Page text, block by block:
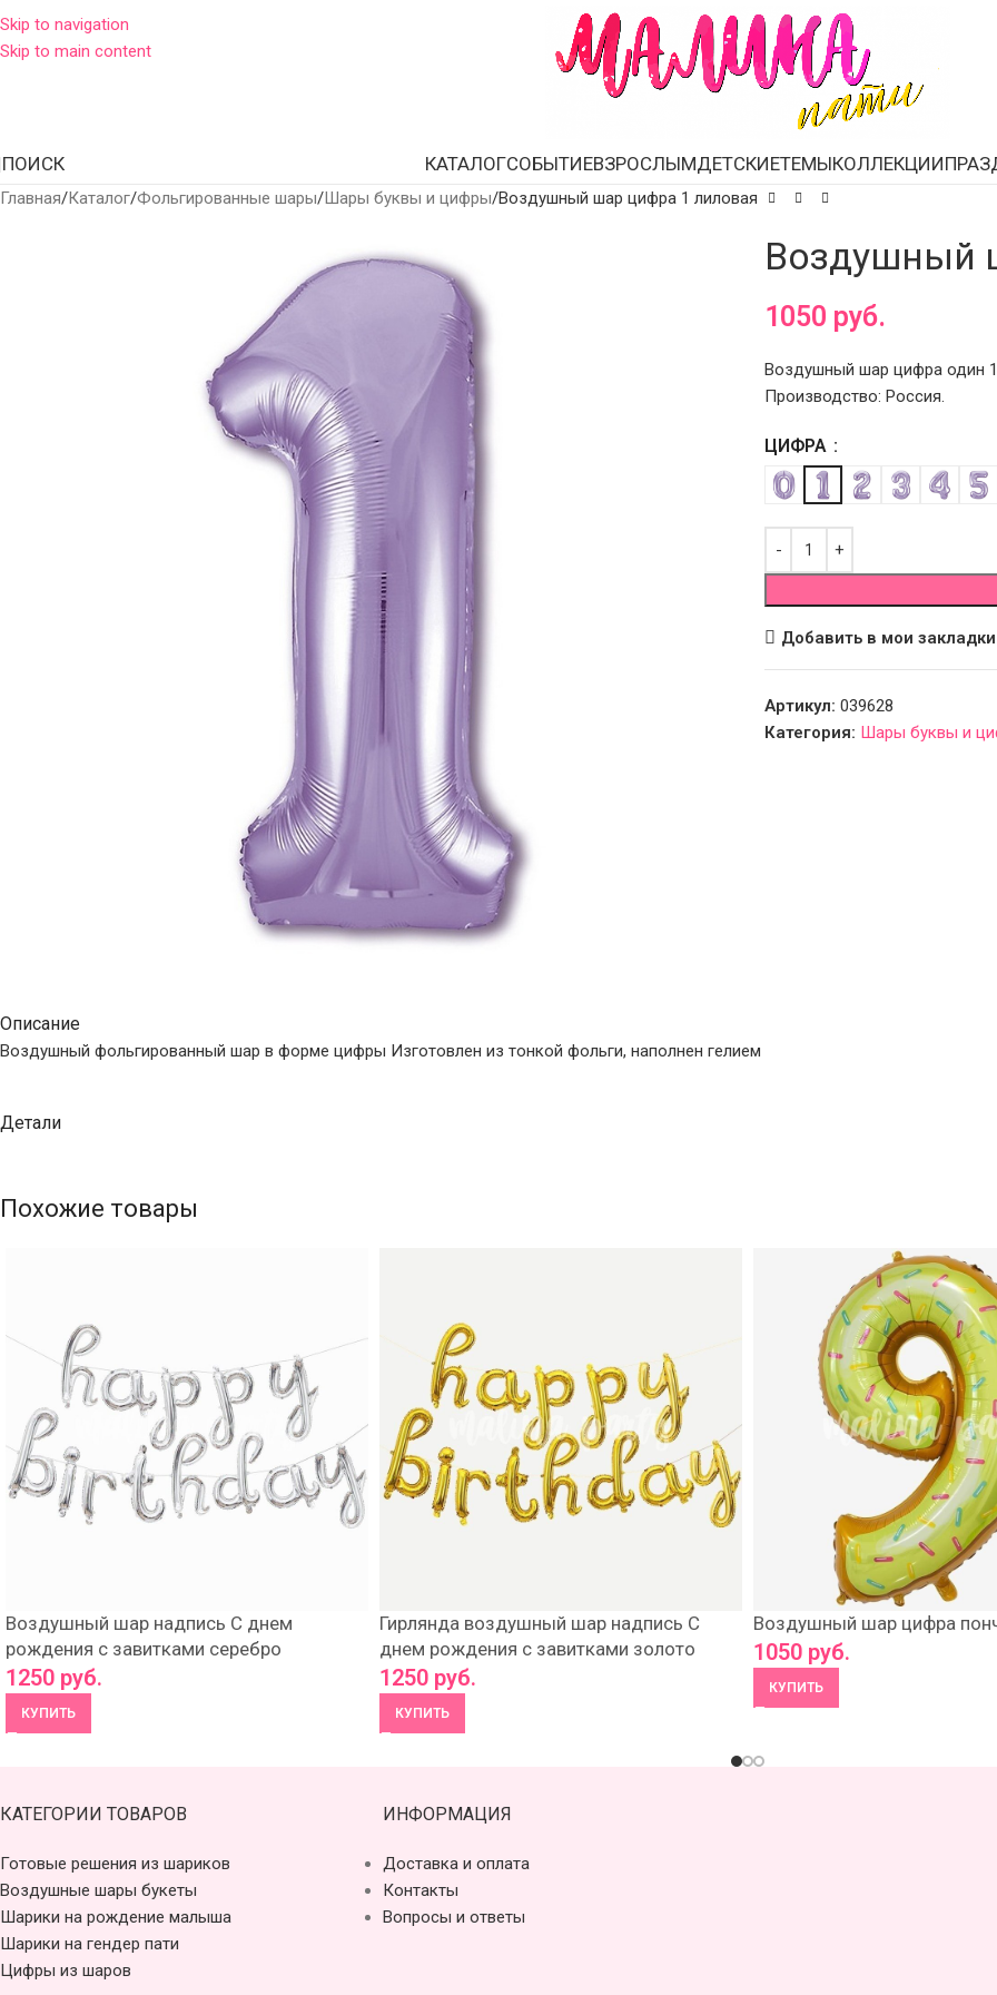
Skip to navigation
Skip to main content
ПОИСК КАТАЛОГСОБЫТИЕВЗРОСЛЫМДЕТСКИЕТЕМЫКОЛЛЕКЦИИ
Главная Каталог Фольгированные шары Шары буквы и цифры Воздушный шар цифра 1 лиловая
Воздушный
1050 руб.
Воздушный шар цифра один
Производство: Россия.
ЦИФРА
Добавить в мои закладки
Артикул: 039628
Категория: Шары буквы и
Описание
Воздушный фольгированный шар в форме цифры Изготовлен из тонкой фольги, наполнен гелием
Детали
Похожие товары
Воздушный шар надпись С днем
рождения с завитками серебро
1250 руб.
КУПИТЬ
Гирлянда воздушный шар надпись С
днем рождения с завитками золото
1250 руб.
КУПИТЬ
Воздушный шар цифра
1050 руб.
КУПИТЬ
КАТЕГОРИИ ТОВАРОВ
Готовые решения из шариков
Воздушные шары букеты
Шарики на рождение малыша
Шарики на гендер пати
Цифры из шаров
ИНФОРМАЦИЯ
Доставка и оплата
Контакты
Вопросы и ответы